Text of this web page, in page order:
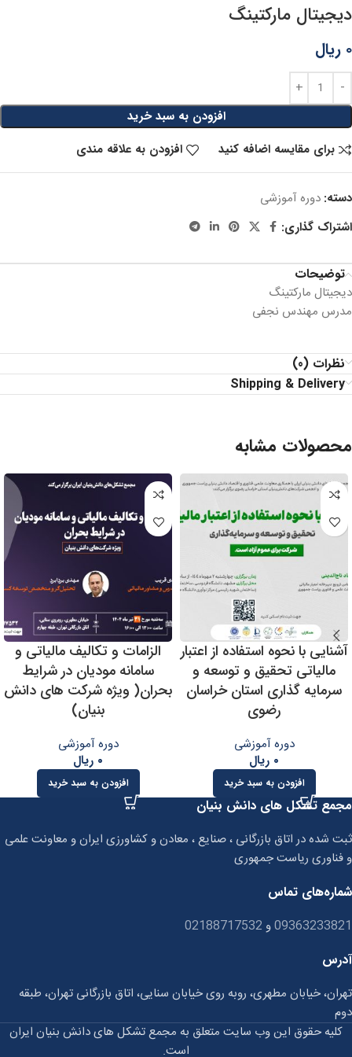
دیجیتال مارکتینگ
۰ ریال
افزودن به سبد خرید
برای مقایسه اضافه کنید
افزودن به علاقه مندی
دسته: دوره آموزشی
اشتراک گذاری:
توضیحات
دیجیتال مارکتینگ
مدرس مهندس نجفی
نظرات (0)
Shipping & Delivery
محصولات مشابه
آشنایی با نحوه استفاده از اعتبار
مالیاتی تحقیق و توسعه و
سرمایه گذاری استان خراسان
رضوی
دوره آموزشی
۰ ریال
افزودن به سبد خرید
الزامات و تکالیف مالیاتی و
سامانه مودیان در شرایط
بحران( ویژه شرکت های دانش
بنیان)
دوره آموزشی
۰ ریال
افزودن به سبد خرید
مجمع تشکل های دانش بنیان
ثبت شده در اتاق بازرگانی ، صنایع ، معادن و کشاورزی ایران و معاونت علمی
و فناوری ریاست جمهوری
شماره‌های تماس
09363233821و 02188717532
آدرس
تهران، خیابان مطهری، روبه روی خیابان سنایی، اتاق بازرگانی تهران، طبقه
دوم
کلیه حقوق این وب سایت متعلق به مجمع تشکل های دانش بنیان ایران
است.